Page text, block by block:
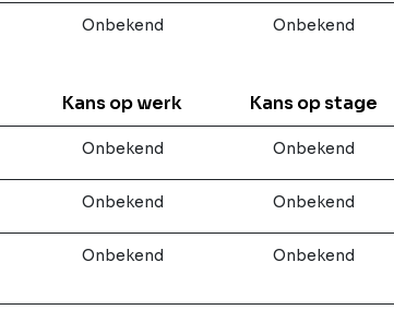
Onbekend Onbekend
Kans op werk Kans op stage
Onbekend Onbekend
Onbekend Onbekend
Onbekend Onbekend